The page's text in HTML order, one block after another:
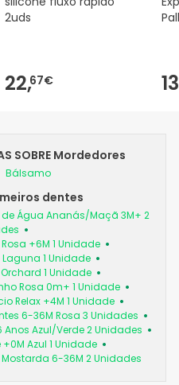
2uds
22,67€
SOBRE Mordedores
Bálsamo
dentes
Água Ananás/Maçã 3M+ 2
+6M 1 Unidade
1 Unidade
1 Unidade
Rosa 0m+ 1 Unidade
Relax +4M 1 Unidade
6-36M Rosa 3 Unidades
Azul/Verde 2 Unidades
Azul 1 Unidade
6-36M 2 Unidades